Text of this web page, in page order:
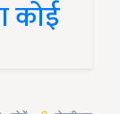
कोई